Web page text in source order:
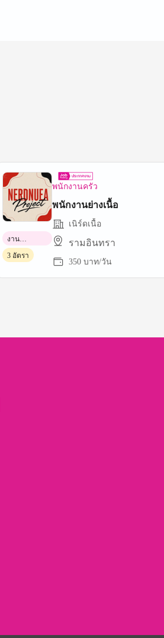
พนักงานครัว
พนักงานย่างเนื้อ
เนิร์ดเนื้อ
รามอินทรา
350 บาท/วัน
งาน
พาร์ทไทม์
3 อัตรา